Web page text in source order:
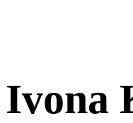
Ivona